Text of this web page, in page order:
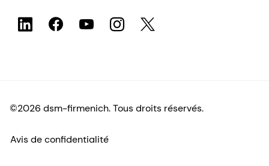
©2026 dsm-firmenich. Tous droits réservés.
Avis de confidentialité